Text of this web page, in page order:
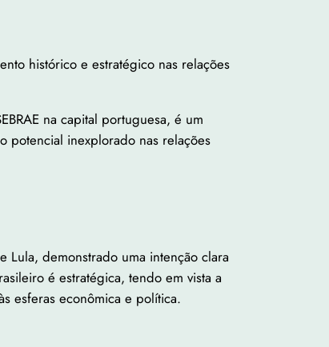
histórico e estratégico nas relações
na capital portuguesa, é um
potencial inexplorado nas relações
demonstrado uma intenção clara
é estratégica, tendo em vista a
esferas econômica e política.